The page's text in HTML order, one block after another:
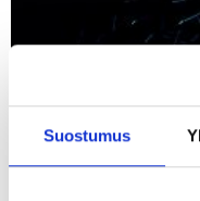
Suostumus